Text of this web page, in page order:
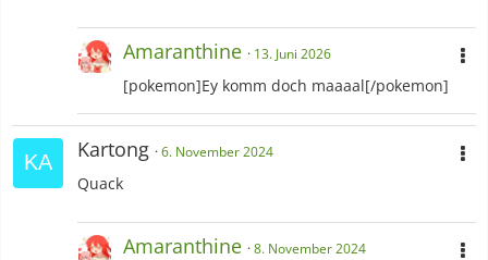
Amaranthine 13. Juni 2026
[pokemon]Ey komm doch maaaal[/pokemon]
Kartong 6. November 2024
Quack
Amaranthine 8. November 2024